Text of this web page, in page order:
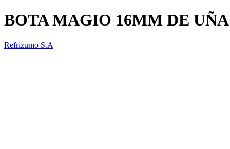
BOTA MAGIO 16MM DE UÑA
Refrizumo S.A